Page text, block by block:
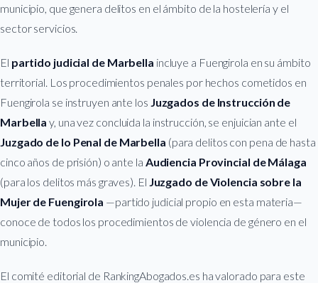
municipio, que genera delitos en el ámbito de la hostelería y el
sector servicios.
El partido judicial de Marbella incluye a Fuengirola en su ámbito
territorial. Los procedimientos penales por hechos cometidos en
Fuengirola se instruyen ante los Juzgados de Instrucción de
Marbella y, una vez concluida la instrucción, se enjuician ante el
Juzgado de lo Penal de Marbella (para delitos con pena de hasta
cinco años de prisión) o ante la Audiencia Provincial de Málaga
(para los delitos más graves). El Juzgado de Violencia sobre la
Mujer de Fuengirola —partido judicial propio en esta materia—
conoce de todos los procedimientos de violencia de género en el
municipio.
El comité editorial de RankingAbogados.es ha valorado para este